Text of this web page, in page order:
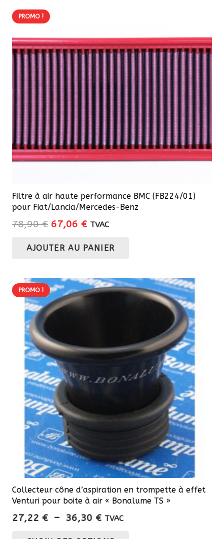
PROMO !
Filtre à air haute performance BMC (FB224/01)
pour Fiat/Lancia/Mercedes-Benz
78,90€ Le
initial
78,90 €.
67,06 €Le
actuel
67,06 €.
TVAC
AJOUTER AU PANIER
PROMO !
Collecteur cône d’aspiration en trompette à effet
Venturi pour boite à air « Bonalume TS »
27,22 € – 36,30 €Plage
TVAC